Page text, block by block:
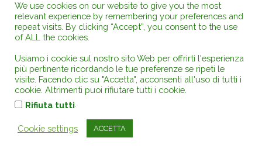
non sarà risolta a breve o a medio termine. La
Commissione ne deduce che la situazione di
superamento di tali valori limite presenta un carattere
48 Pertanto, se la Corte si limitasse a constatare
l’inadempimento per gli anni 2005-2007, tale sentenza
non avrebbe alcun effetto utile. Infatti, permanendo
l’inadempimento, la Commissione sarebbe costretta a
proporre un nuovo ricorso per gli anni 2008-2010, e
così di seguito. Dunque, la Commissione chiede alla
We use cookies on our website to give you the most
relevant experience by remembering your preferences and
repeat visits. By clicking “Accept”, you consent to the use
of ALL the cookies.
Usiamo i cookie sul nostro sito Web per offrirti l'esperienza
più pertinente ricordando le tue preferenze se ripeti le
visite. Facendo clic su "Accetta", acconsenti all'uso di tutti i
cookie. Altrimenti puoi rifiutare tutti i cookie.
Rifiuta tutti
Cookie settings ACCETTA